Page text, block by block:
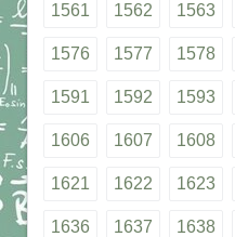
1561 1562 1563
1576 1577 1578
1591 1592 1593
1606 1607 1608
1621 1622 1623
1636 1637 1638